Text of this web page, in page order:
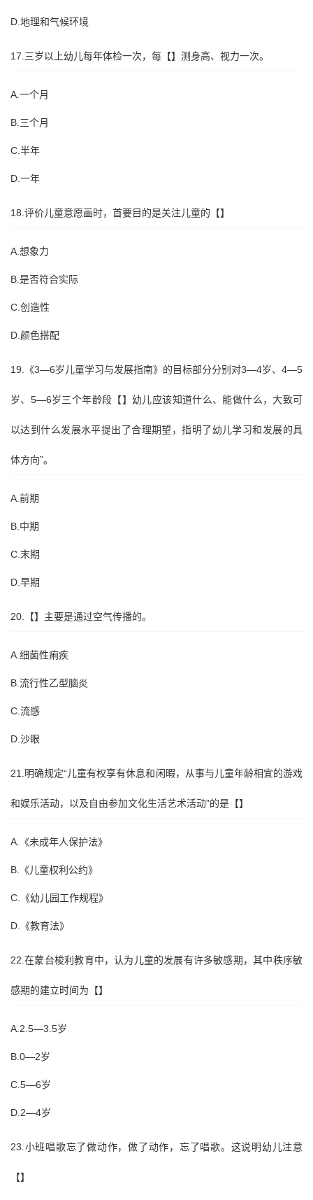
D.地理和气候环境
17.三岁以上幼儿每年体检一次，每【】测身高、视力一次。
A.一个月
B.三个月
C.半年
D.一年
18.评价儿童意愿画时，首要目的是关注儿童的【】
A.想象力
B.是否符合实际
C.创造性
D.颜色搭配
19.《3—6岁儿童学习与发展指南》的目标部分分别对3—4岁、4—5
岁、5—6岁三个年龄段【】幼儿应该知道什么、能做什么，大致可
以达到什么发展水平提出了合理期望，指明了幼儿学习和发展的具
体方向”。
A.前期
B.中期
C.末期
D.早期
20.【】主要是通过空气传播的。
A.细菌性痢疾
B.流行性乙型脑炎
C.流感
D.沙眼
21.明确规定“儿童有权享有休息和闲暇，从事与儿童年龄相宜的游戏
和娱乐活动，以及自由参加文化生活艺术活动”的是【】
A.《未成年人保护法》
B.《儿童权利公约》
C.《幼儿园工作规程》
D.《教育法》
22.在蒙台梭利教育中，认为儿童的发展有许多敏感期，其中秩序敏
感期的建立时间为【】
A.2.5—3.5岁
B.0—2岁
C.5—6岁
D.2—4岁
23.小班唱歌忘了做动作，做了动作，忘了唱歌。这说明幼儿注意
【】